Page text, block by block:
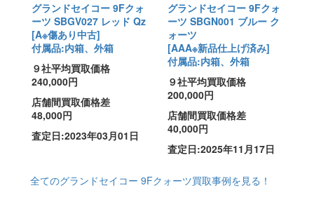
グランドセイコー 9Fクォ
ーツ SBGV027 レッド Qz
[A※傷あり中古]
付属品:内箱、外箱
９社平均買取価格
240,000円
店舗間買取価格差
48,000円
査定日:2023年03月01日
グランドセイコー 9Fクォ
ーツ SBGN001 ブルー ク
ォーツ
[AAA※新品仕上げ済み]
付属品:内箱、外箱
９社平均買取価格
200,000円
店舗間買取価格差
40,000円
査定日:2025年11月17日
全てのグランドセイコー 9Fクォーツ買取事例を見る！